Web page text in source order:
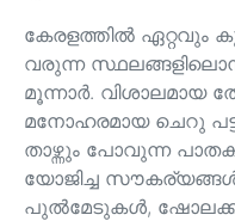
കേരളത്തിൽ
വരുന്ന
മൂന്നാർ. വിശാലമായ
മനോഹരമായ ചെറു
താഴ്ന്നും പോവുന്ന
യോജിച്ച
പുൽമേടുകൾ,